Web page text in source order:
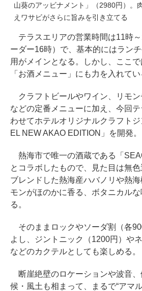
山葵のアッビナメント」（2980円）。
えワサビがさらに旨みを引き立てる
テラスエリアの営業時間は11時
ーダー16時）で、基本的にはラン
用がメインとなる。しかし、ここ
「お酒メニュー」にも力を入れてい
クラフトビールやワイン、リモ
などの定番メニューに加え、今回
わせてホテルオリジナルクラフト
EL NEW AKAO EDITION」を開発。
熱海市で唯一の酒蔵である「
とコラボしたもので、見た目は無
ブレンドした熱海産ハバノリや熱
モンがほのかに香る、ボタニカル
る。
そのままロックやソーダ割（各
よし、ジントニック（1200円）や
などのカクテルとしても楽しめる。
断崖絶壁のロケーションや波音、
候・風土も相まって、まるで“アマ